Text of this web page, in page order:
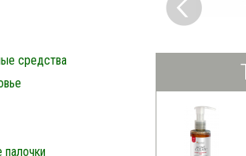
средства
палочки